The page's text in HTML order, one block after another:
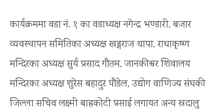
कार्यक्रममा वडा नं. १ का वडाध्यक्ष नगेन्द्र भण्डारी, बजार
व्यवस्थापन समितिका अध्यक्ष खड्गराज थापा, राधाकृष्ण
मन्दिरका अध्यक्ष सुर्य प्रसाद गौतम, जानकीश्वर शिवालय
मन्दिरका अध्यक्ष शुरेस बहादुर पौडेल, उद्योग वाणिज्य संघकी
जिल्ला सचिव लक्ष्मी बाह्रकोटी प्रसाई लगायत अन्य स्रदालु